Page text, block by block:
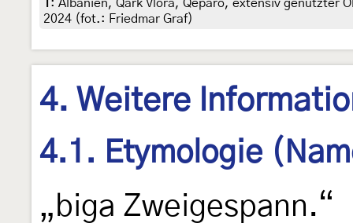
: Albanien, Qark Vlora, Qeparo, extensiv genutzter
2024 (fot.: Friedmar Graf)
4. Weitere
4.1. Etymologie
„biga Zweigespann.“